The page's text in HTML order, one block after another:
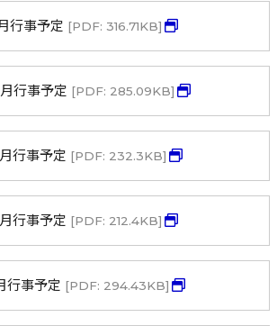
行事予定 [PDF: 316.71KB]
行事予定 [PDF: 285.09KB]
行事予定 [PDF: 232.3KB]
行事予定 [PDF: 212.4KB]
事予定 [PDF: 294.43KB]